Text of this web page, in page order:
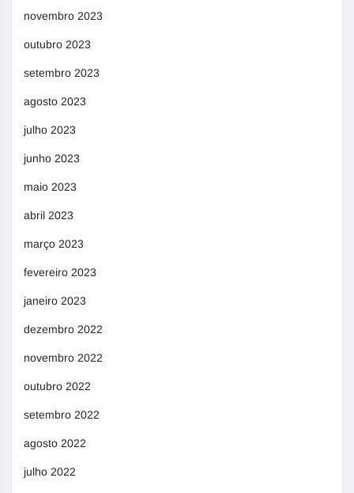
novembro 2023
outubro 2023
setembro 2023
agosto 2023
julho 2023
junho 2023
maio 2023
abril 2023
março 2023
fevereiro 2023
janeiro 2023
dezembro 2022
novembro 2022
outubro 2022
setembro 2022
agosto 2022
julho 2022